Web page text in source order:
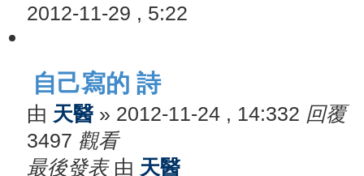
2012-11-29 , 5:22
自己寫的 詩
由 天醫 » 2012-11-24 , 14:332 回覆
3497 觀看
最後發表 由 天醫